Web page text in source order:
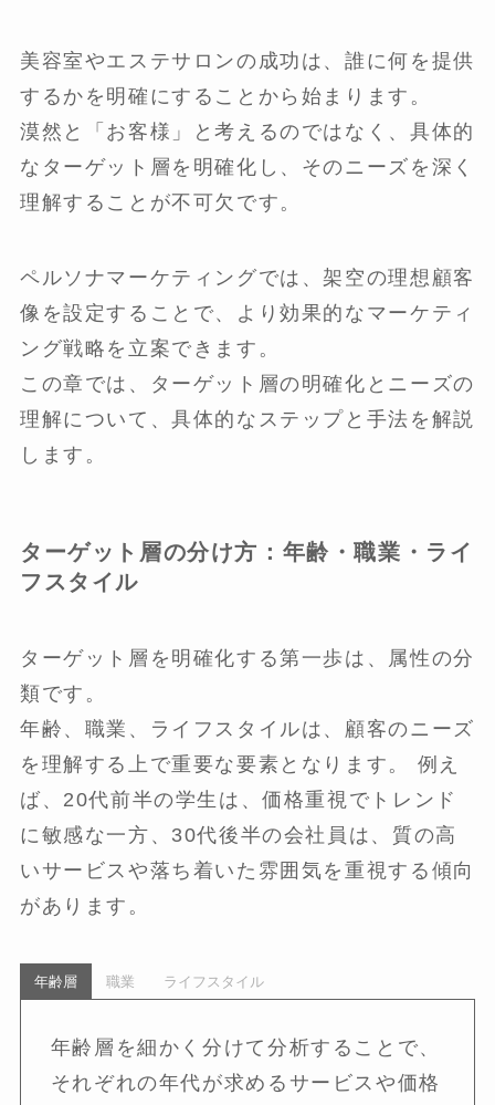
美容室やエステサロンの成功は、誰に何を提供
するかを明確にすることから始まります。
漠然と「お客様」と考えるのではなく、具体的
なターゲット層を明確化し、そのニーズを深く
理解することが不可欠です。
ペルソナマーケティングでは、架空の理想顧客
像を設定することで、より効果的なマーケティ
ング戦略を立案できます。
この章では、ターゲット層の明確化とニーズの
理解について、具体的なステップと手法を解説
します。
ターゲット層の分け方：年齢・職業・ライ
フスタイル
ターゲット層を明確化する第一歩は、属性の分
類です。
年齢、職業、ライフスタイルは、顧客のニーズ
を理解する上で重要な要素となります。 例え
ば、20代前半の学生は、価格重視でトレンド
に敏感な一方、30代後半の会社員は、質の高
いサービスや落ち着いた雰囲気を重視する傾向
があります。
年齢層 職業 ライフスタイル
年齢層を細かく分けて分析することで、
それぞれの年代が求めるサービスや価格